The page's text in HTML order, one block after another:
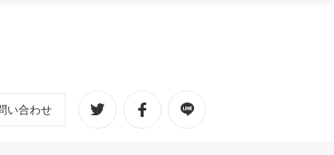
い合わせ